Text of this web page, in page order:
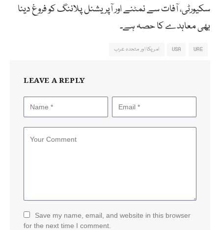
سکیورٹی، آفات سے نمٹنے اور آپریشنل پلاننگ کو فروغ دینا
بھی معاہدے کا حصہ ہے۔
UAE
USA امریکا اور متحدہ عرب
LEAVE A REPLY
Save my name, email, and website in this browser
for the next time I comment.